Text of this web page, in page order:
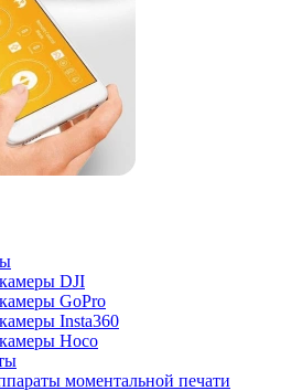
DJI
GoPro
Insta360
Hoco
моментальной печати